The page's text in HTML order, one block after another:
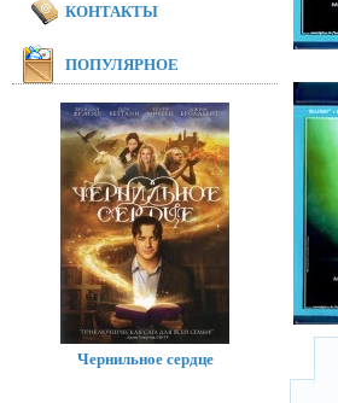
КОНТАКТЫ
ПОПУЛЯРНОЕ
Чернильное сердце